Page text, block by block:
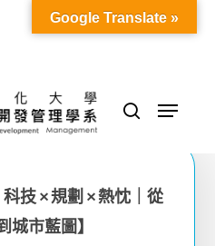
search
Menu
科技 × 規劃 × 熱忱｜從
城市藍圖】
Google Translate »